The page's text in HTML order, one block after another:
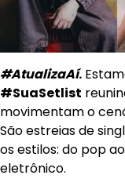
#AtualizaAí.
#SuaSetlist
movimentam o
São estreias de
os estilos: do pop
eletrônico.